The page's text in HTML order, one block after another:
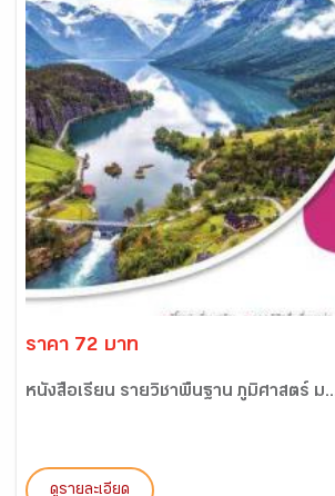
ราคา 72 บาท
หนังสือเรียน รายวิชาพื้นฐาน ภูมิศาสตร์ ม
ดูรายละเอียด